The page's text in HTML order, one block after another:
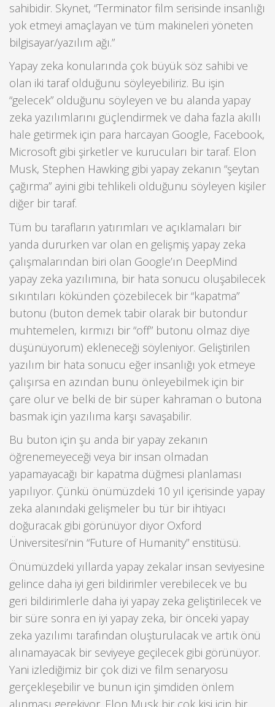
sahibidir. Skynet, “Terminator film serisinde insanlığı
yok etmeyi amaçlayan ve tüm makineleri yöneten
bilgisayar/yazılım ağı.”
Yapay zeka konularında çok büyük söz sahibi ve
olan iki taraf olduğunu söyleyebiliriz. Bu işin
“gelecek” olduğunu söyleyen ve bu alanda yapay
zeka yazılımlarını güçlendirmek ve daha fazla akıllı
hale getirmek için para harcayan Google, Facebook,
Microsoft gibi şirketler ve kurucuları bir taraf. Elon
Musk, Stephen Hawking gibi yapay zekanın “şeytan
çağırma” ayini gibi tehlikeli olduğunu söyleyen kişiler
diğer bir taraf.
Tüm bu tarafların yatırımları ve açıklamaları bir
yanda dururken var olan en gelişmiş yapay zeka
çalışmalarından biri olan Google’ın DeepMind
yapay zeka yazılımına, bir hata sonucu oluşabilecek
sıkıntıları kökünden çözebilecek bir “kapatma”
butonu (buton demek tabir olarak bir butondur
muhtemelen, kırmızı bir “off” butonu olmaz diye
düşünüyorum) ekleneceği söyleniyor. Geliştirilen
yazılım bir hata sonucu eğer insanlığı yok etmeye
çalışırsa en azından bunu önleyebilmek için bir
çare olur ve belki de bir süper kahraman o butona
basmak için yazılıma karşı savaşabilir.
Bu buton için şu anda bir yapay zekanın
öğrenemeyeceği veya bir insan olmadan
yapamayacağı bir kapatma düğmesi planlaması
yapılıyor. Çünkü önümüzdeki 10 yıl içerisinde yapay
zeka alanındaki gelişmeler bu tür bir ihtiyacı
doğuracak gibi görünüyor diyor Oxford
Üniversitesi’nin “Future of Humanity” enstitüsü.
Önümüzdeki yıllarda yapay zekalar insan seviyesine
gelince daha iyi geri bildirimler verebilecek ve bu
geri bildirimlerle daha iyi yapay zeka geliştirilecek ve
bir süre sonra en iyi yapay zeka, bir önceki yapay
zeka yazılımı tarafından oluşturulacak ve artık önü
alınamayacak bir seviyeye geçilecek gibi görünüyor.
Yani izlediğimiz bir çok dizi ve film senaryosu
gerçekleşebilir ve bunun için şimdiden önlem
alınması gerekiyor. Elon Musk bir çok kişi için bir